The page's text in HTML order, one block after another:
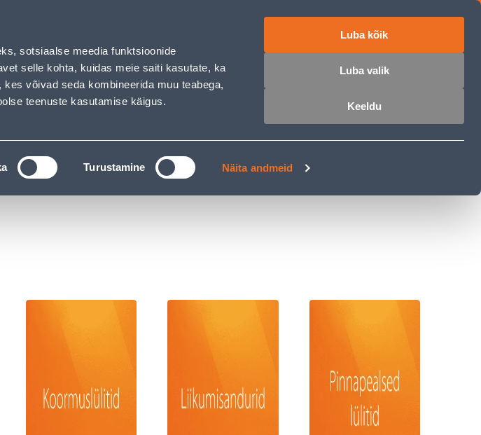
sotsiaalse meedia funktsioonide
selle kohta, kuidas meie saiti kasutate, ka
võivad seda kombineerida muu teabega,
teenuste kasutamise käigus.
Turustamine Näita andmeid
Luba kõik
Luba valik
Keeldu
Logi sisse
TÖÖRIISTALAENUTUS JÄRELMAKS